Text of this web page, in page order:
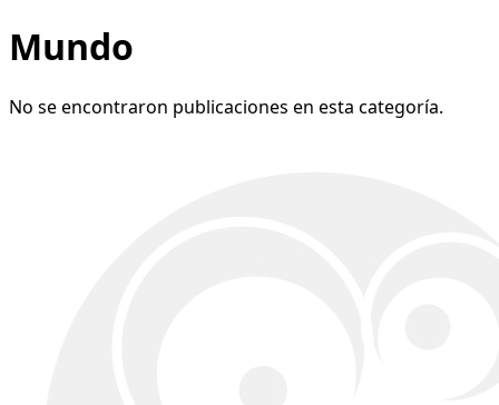
Mundo
No se encontraron publicaciones en esta categoría.